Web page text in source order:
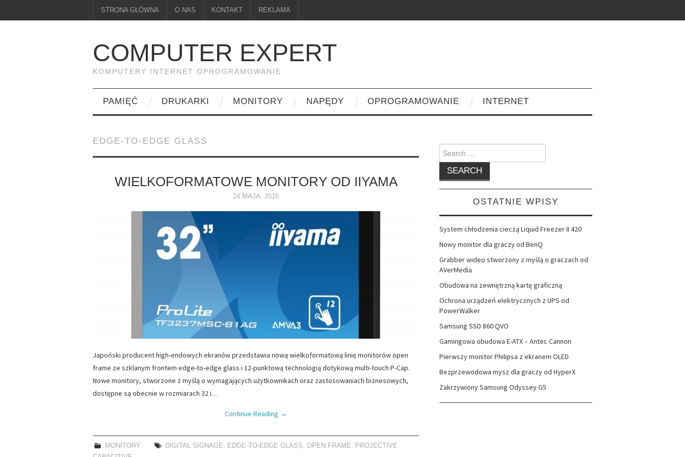
STRONA GŁÓWNA O NAS KONTAKT REKLAMA
COMPUTER EXPERT
KOMPUTERY INTERNET OPROGRAMOWANIE
PAMIĘĆ DRUKARKI MONITORY NAPĘDY OPROGRAMOWANIE INTERNET
EDGE-TO-EDGE GLASS
WIELKOFORMATOWE MONITORY OD IIYAMA
24 MAJA, 2015
Japoński producent high-endowych ekranów przedstawia nową wielkoformatową linię monitorów open
frame ze szklanym frontem edge-to-edge glass i 12-punktową technologią dotykową multi-touch P-Cap.
Nowe monitory, stworzone z myślą o wymagających użytkownikach oraz zastosowaniach biznesowych,
dostępne są obecnie w rozmiarach 32 i…
Continue Reading →
MONITORY DIGITAL SIGNAGE EDGE-TO-EDGE GLASS ,OPEN FRAME
PROJECTIVE
Search
for:
OSTATNIE WPISY
System chłodzenia cieczą Liquid Freezer II 420
Nowy monitor dla graczy od BenQ
Grabber wideo stworzony z myślą o graczach od
AVerMedia
Obudowa na zewnętrzną kartę graficzną
Ochrona urządzeń elektrycznych z UPS od
PowerWalker
Samsung SSD 860 QVO
Gamingowa obudowa E-ATX – Antec Cannon
Pierwszy monitor Philipsa z ekranem OLED
Bezprzewodowa mysz dla graczy od HyperX
Zakrzywiony Samsung Odyssey G5